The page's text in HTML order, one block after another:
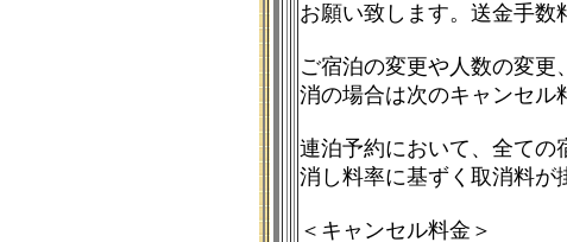
お願い致します。送金手数
ご宿泊の変更や人数の変
消の場合は次のキャンセル
連泊予約において、全ての
消し料率に基ずく取消料が
＜キャンセル料金＞